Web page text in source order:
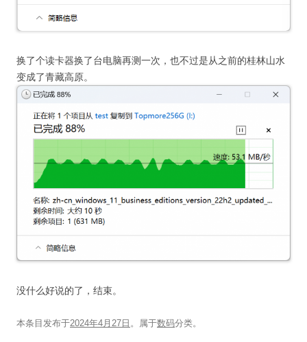
换了个读卡器换了台电脑再测一次，也不过是从之前的桂林山水
变成了青藏高原。
没什么好说的了，结束。
本条目发布于2024年4月27日 。属于数码分类。